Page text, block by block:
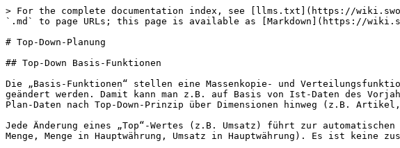
> For the complete documentation index, see [llms.txt](https://
`.md` to page URLs; this page is available as [Markdown](https://
# Top-Down-Planung
## Top-Down Basis-Funktionen
Die „Basis-Funktionen“ stellen eine Massenkopie- und
geändert werden. Damit kann man z.B. auf Basis von Ist-Daten des
Plan-Daten nach Top-Down-Prinzip über Dimensionen hinweg (z.B.
Jede Änderung eines „Top“-Wertes (z.B. Umsatz) führt zur
Menge, Menge in Hauptwährung, Umsatz in Hauptwährung). Es ist keine